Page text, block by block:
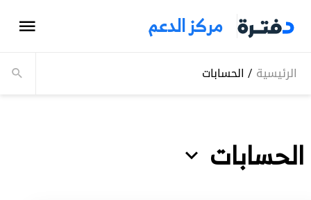
مركز الدعم
الرئيسية / الحسابات
الحسابات